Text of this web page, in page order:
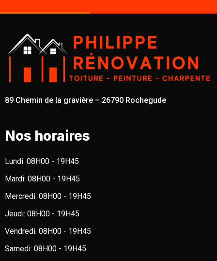
89 Chemin de la gravière – 26790 Rochegude
Nos horaires
Lundi: 08H00 - 19H45
Mardi: 08H00 - 19H45
Mercredi: 08H00 - 19H45
Jeudi: 08H00 - 19H45
Vendredi: 08H00 - 19H45
Samedi: 08H00 - 19H45